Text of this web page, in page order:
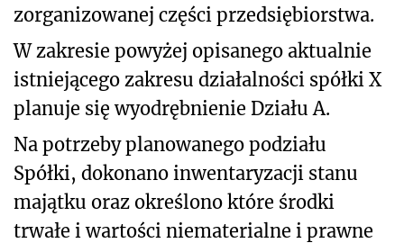
zorganizowanej części przedsiębiorstwa.
W zakresie powyżej opisanego aktualnie
istniejącego zakresu działalności spółki X
planuje się wyodrębnienie Działu A.
Na potrzeby planowanego podziału
Spółki, dokonano inwentaryzacji stanu
majątku oraz określono które środki
trwałe i wartości niematerialne i prawne